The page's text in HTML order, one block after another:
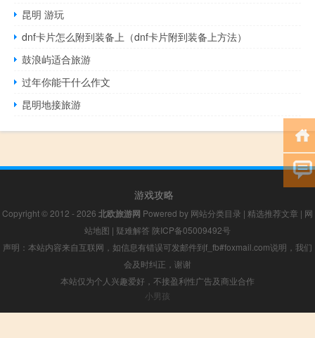
昆明 游玩
dnf卡片怎么附到装备上（dnf卡片附到装备上方法）
鼓浪屿适合旅游
过年你能干什么作文
昆明地接旅游
游戏攻略
Copyright © 2012 - 2026 北欧旅游网 Powered by 网站分类目录 | 精选推荐文章 | 网
站地图 | 疑难解答 陕ICP备05009492号
声明：本站内容来自互联网，如信息有错误可发邮件到f_fb#foxmail.com说明，我们
会及时纠正，谢谢
本站仅为个人兴趣爱好，不接盈利性广告及商业合作
小男孩